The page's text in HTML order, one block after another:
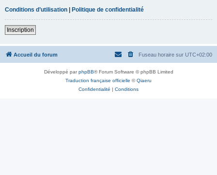
Conditions d’utilisation | Politique de confidentialité
Inscription
Accueil du forum Fuseau horaire sur UTC+02:00
Développé parphpBB® Forum Software © phpBB Limited
Traduction française officielle ©Qiaeru
Confidentialité | Conditions